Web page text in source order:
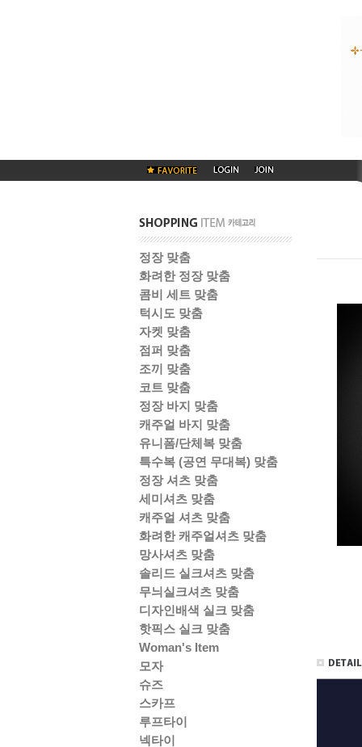
정장 맞춤
화려한 정장 맞춤
콤비 세트 맞춤
턱시도 맞춤
자켓 맞춤
점퍼 맞춤
조끼 맞춤
코트 맞춤
정장 바지 맞춤
캐주얼 바지 맞춤
유니폼/단체복 맞춤
특수복 (공연 무대복) 맞춤
정장 셔츠 맞춤
세미셔츠 맞춤
캐주얼 셔츠 맞춤
화려한 캐주얼셔츠 맞춤
망사셔츠 맞춤
솔리드 실크셔츠 맞춤
무늬실크셔츠 맞춤
디자인배색 실크 맞춤
핫픽스 실크 맞춤
Woman's Item
모자
슈즈
스카프
루프타이
넥타이